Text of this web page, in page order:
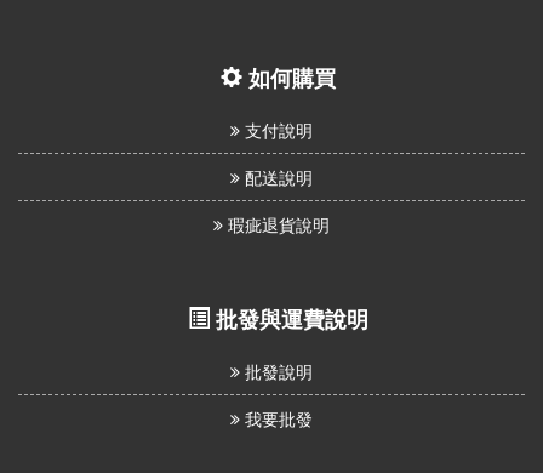
如何購買
支付說明
配送說明
瑕疵退貨說明
批發與運費說明
批發說明
我要批發